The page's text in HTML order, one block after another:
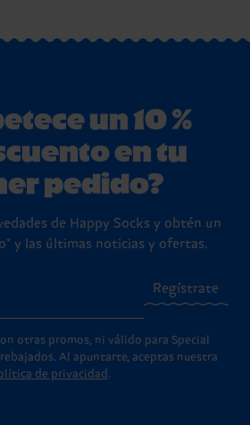
un 10 %
en tu
pedido?
de Happy Socks y obtén un
y las últimas noticias y ofertas.
Regístrate
otras promos, ni válido para Special
Al apuntarte, aceptas nuestra
de privacidad .